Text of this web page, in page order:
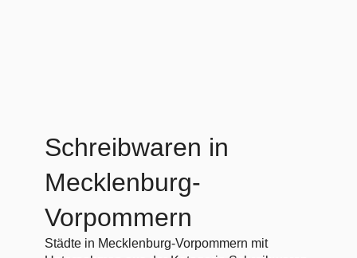
Schreibwaren in
Mecklenburg-
Vorpommern
Städte in Mecklenburg-Vorpommern mit